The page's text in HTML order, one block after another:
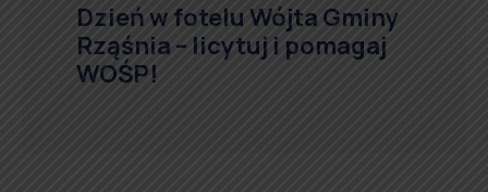
Dzień w fotelu Wójta Gminy
Rząśnia – licytuj i pomagaj
WOŚP!